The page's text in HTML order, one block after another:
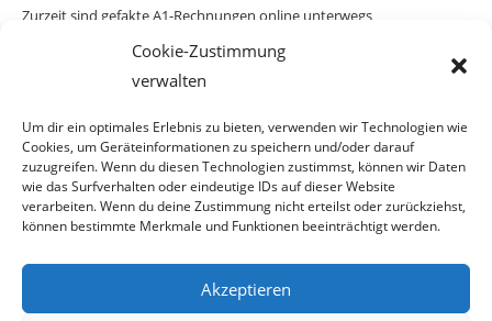
Cookie-Zustimmung
verwalten
Um dir ein optimales Erlebnis zu bieten, verwenden wir Technologien wie
Cookies, um Geräteinformationen zu speichern und/oder darauf
zuzugreifen. Wenn du diesen Technologien zustimmst, können wir Daten
wie das Surfverhalten oder eindeutige IDs auf dieser Website
verarbeiten. Wenn du deine Zustimmung nicht erteilst oder zurückziehst,
können bestimmte Merkmale und Funktionen beeinträchtigt werden.
Akzeptieren
Zurzeit sind gefakte A1-Rechnungen online unterwegs
Salzburgs Juden und ihre Sicherheit: „Erst nach einem Anschlag wäre
die Gefahr endlich konkret!“
Biologisches Wunder in Ceuta
Ein vermeintliches Abschiebemärchen
Archiv